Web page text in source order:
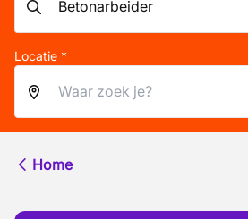
Locatie *
Home